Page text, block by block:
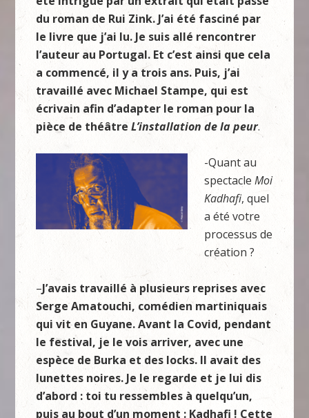
du roman de Rui Zink. J’ai été fasciné par
le livre que j’ai lu. Je suis allé rencontrer
l’auteur au Portugal. Et c’est ainsi que cela
a commencé, il y a trois ans. Puis, j’ai
travaillé avec Michael Stampe, qui est
écrivain afin d’adapter le roman pour la
pièce de théâtreL’installation de la peur.
-Quant au
spectacleMoi
Kadhafi, quel
a été votre
processus de
création ?
–J’avais travaillé à plusieurs reprises avec
Serge Amatouchi, comédien martiniquais
qui vit en Guyane. Avant la Covid, pendant
le festival, je le vois arriver, avec une
espèce de Burka et des locks. Il avait des
lunettes noires. Je le regarde et je lui dis
d’abord : toi tu ressembles à quelqu’un,
puis au bout d’un moment : Kadhafi ! Cette